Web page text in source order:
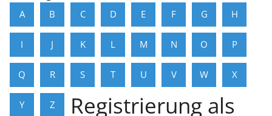
A B C D E F G H
I J K L M N O P
Q R S T U V W X
Y Z
Registrierung als